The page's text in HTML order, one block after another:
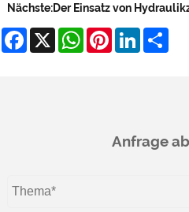
Nächste:Der Einsatz von
Facebook
X WhatsApp
PinterestLinkedIn
Anfrage